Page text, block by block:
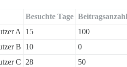
Besuchte Tage Beitragsanzahl
A
15 100
B
10 0
C
28 50